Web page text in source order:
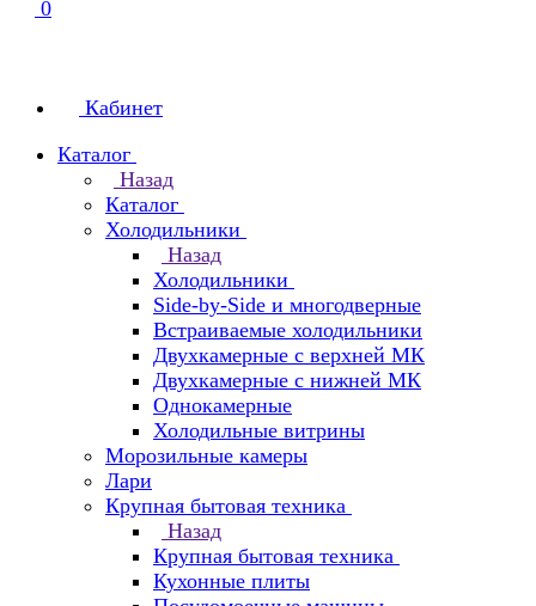
0
Кабинет
Каталог
Назад
Каталог
Холодильники
Назад
Холодильники
Side-by-Side и многодверные
Встраиваемые холодильники
Двухкамерные с верхней МК
Двухкамерные с нижней МК
Однокамерные
Холодильные витрины
Морозильные камеры
Лари
Крупная бытовая техника
Назад
Крупная бытовая техника
Кухонные плиты